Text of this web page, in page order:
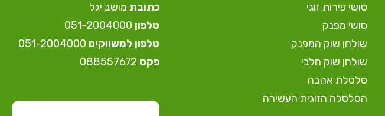
סושי פירות זוגי
סושי מפנק
שולחן שוק המפנק
שולחן שוק חלבי
סלסלת אהבה
הסלסלה הזוגית העשירה
כתובת מושב יגל
טלפון
טלפון למשווקים
פקס 088557672